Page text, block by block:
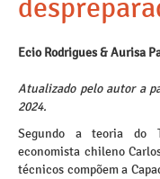
Ecio Rodrigues & Aurisa
Atualizado pelo autor a
2024.
Segundo a teoria do
economista chileno
técnicos compõem a